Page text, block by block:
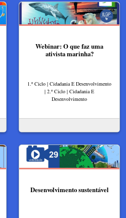
Webinar: O que faz uma
ativista marinha?
1.º Ciclo | Cidadania E Desenvolvimento
| 2.º Ciclo | Cidadania E
Desenvolvimento
Desenvolvimento sustentável